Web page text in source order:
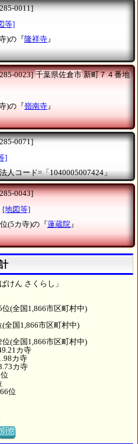
0011]
等]
)の『隆祥寺』
0023] 千葉県佐倉市新町７４番地
)の『嶺南寺 』
0071]
]
法人コード=「1040005007424」
0043]
[地図等]
(5カ寺)の『蓮蔵院』
けん さくらし」
位(全国1,866市区町村中)
(全国1,866市区町村中)
位(全国1,866市区町村中)
カ寺
カ寺
カ寺
位
別窓